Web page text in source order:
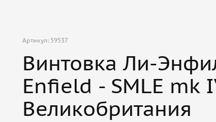
Артикул: 59537
Винтовка Ли-
Enfield - SMLE mk
Великобритания